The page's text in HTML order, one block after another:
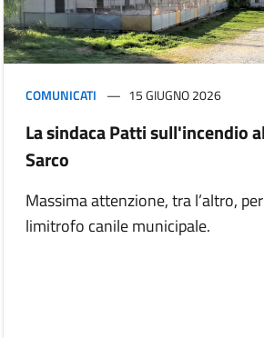
COMUNICATI 15 GIUGNO 2026
La sindaca Patti sull'incendio
Sarco
Massima attenzione, tra l’altro,
limitrofo canile municipale.